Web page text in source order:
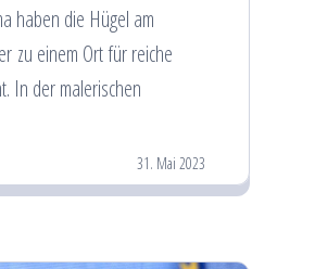
haben die Hügel am
zu einem Ort für reiche
In der malerischen
31. Mai 2023